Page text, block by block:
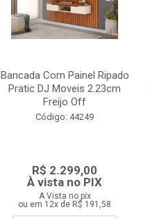
Bancada Com Painel Ripado
Pratic DJ Moveis 2.23cm
Freijo Off
Código: 44249
R$ 2.299,00
À vista no PIX
A Vista no pix
ou em 12x de R$ 191,58